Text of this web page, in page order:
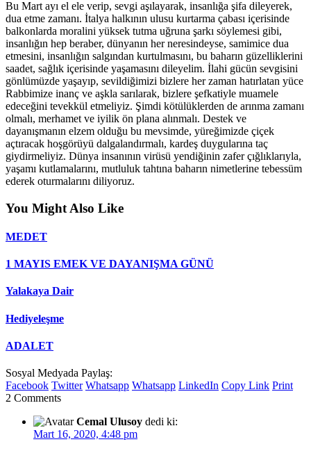
Bu Mart ayı el ele verip, sevgi aşılayarak, insanlığa şifa dileyerek,
dua etme zamanı. İtalya halkının ulusu kurtarma çabası içerisinde
balkonlarda moralini yüksek tutma uğruna şarkı söylemesi gibi,
insanlığın hep beraber, dünyanın her neresindeyse, samimice dua
etmesini, insanlığın salgından kurtulmasını, bu baharın güzelliklerini
saadet, sağlık içerisinde yaşamasını dileyelim. İlahi gücün sevgisini
gönlümüzde yaşayıp, sevildiğimizi bizlere her zaman hatırlatan yüce
Rabbimize inanç ve aşkla sarılarak, bizlere şefkatiyle muamele
edeceğini tevekkül etmeliyiz. Şimdi kötülüklerden de arınma zamanı
olmalı, merhamet ve iyilik ön plana alınmalı. Destek ve
dayanışmanın elzem olduğu bu mevsimde, yüreğimizde çiçek
açtıracak hoşgörüyü dalgalandırmalı, kardeş duygularına taç
giydirmeliyiz. Dünya insanının virüsü yendiğinin zafer çığlıklarıyla,
yaşamı kutlamalarını, mutluluk tahtına baharın nimetlerine tebessüm
ederek oturmalarını diliyoruz.
You Might Also Like
MEDET
1 MAYIS EMEK VE DAYANIŞMA GÜNÜ
Yalakaya Dair
Hediyeleşme
ADALET
Sosyal Medyada Paylaş:
Facebook Twitter Whatsapp Whatsapp LinkedIn Copy Link Print
2 Comments
Cemal Ulusoy dedi ki:
Mart 16, 2020, 4:48 pm